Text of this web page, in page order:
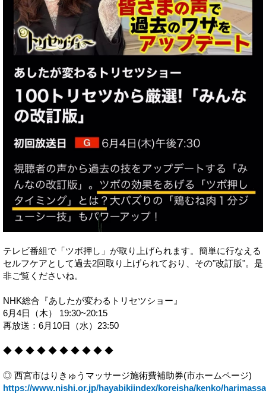
テレビ番組で「ツボ押し」が取り上げられます。簡単に行なえる
セルフケアとして過去2回取り上げられており、その"改訂版"。是
非ご覧くださいね。
NHK総合『あしたが変わるトリセツショー』
6月4日（木） 19:30~20:15
再放送：6月10日（水）23:50
◆ ◆ ◆ ◆ ◆ ◆ ◆ ◆ ◆ ◆
◎ 西宮市はりきゅうマッサージ施術費補助券(市ホームページ)
https://www.nishi.or.jp/hayabikiindex/koreisha/kenko/